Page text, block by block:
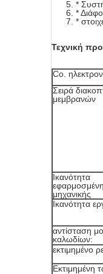
*
*
*
Τεχνική
Co.
Σειρά
μεμβρανών
Ικανότητα
μηχανικής
Ικανότητα
αντίσταση
καλωδίων:
εκτιμημένο
Εκτιμημένη